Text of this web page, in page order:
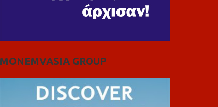
MONEMVASIA GROUP